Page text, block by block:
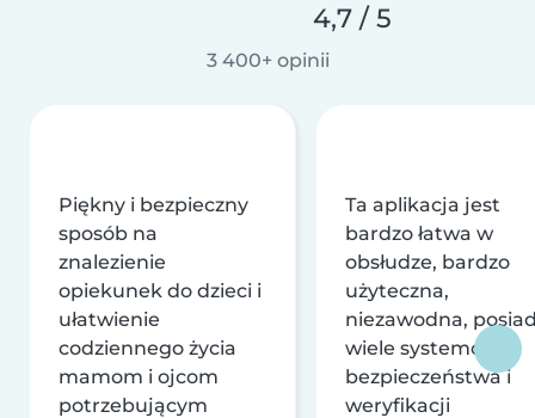
4,7 / 5
3 400+ opinii
Piękny i bezpieczny
sposób na
znalezienie
opiekunek do dzieci i
ułatwienie
codziennego życia
mamom i ojcom
potrzebującym
Ta aplikacja jest
bardzo łatwa w
obsłudze, bardzo
użyteczna,
niezawodna,
wiele systemów
bezpieczeństwa i
weryfikacji